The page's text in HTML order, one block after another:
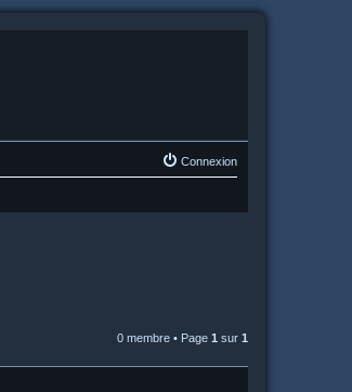
Connexion
0 membre • Page 1 sur 1